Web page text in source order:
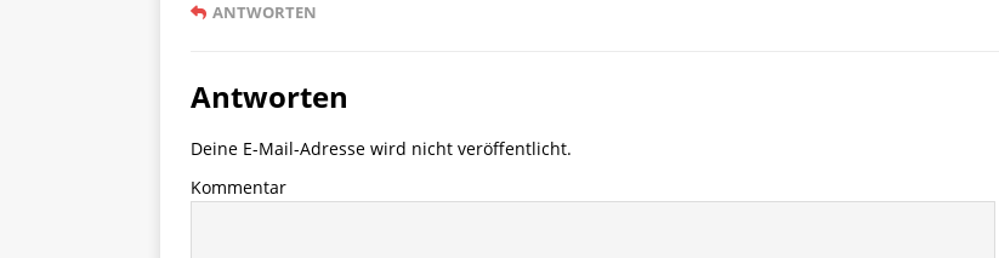
ANTWORTEN
Antworten
Deine E-Mail-Adresse wird nicht veröffentlicht.
Kommentar